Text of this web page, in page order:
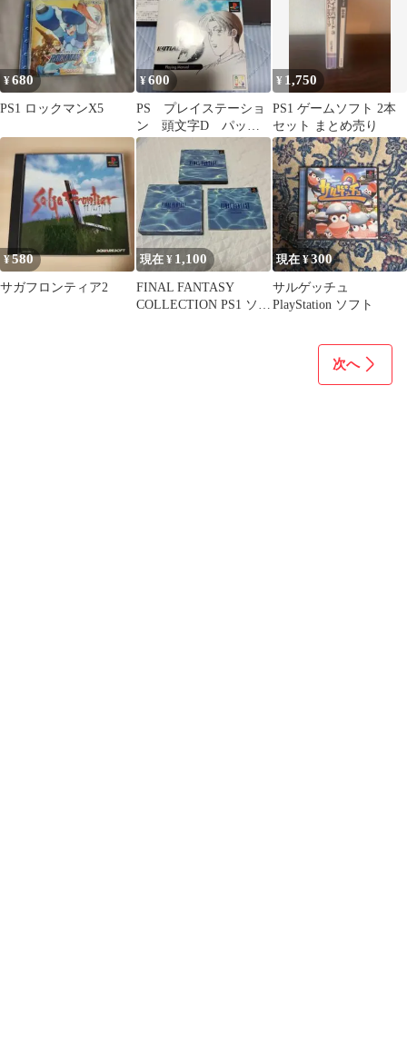
¥680
PS1 ロックマンX5
¥600
PS プレイステーショ
ン 頭文字D パッケ
ージ、説明書のみ
¥ 1,750
PS1 ゲームソフト 2本
セット まとめ売り
¥580
サガフロンティア2
現在 ¥ 1,100
FINAL FANTASY
COLLECTION PS1 ソフ
現在 ¥300
サルゲッチュ
PlayStation ソフト
次へ